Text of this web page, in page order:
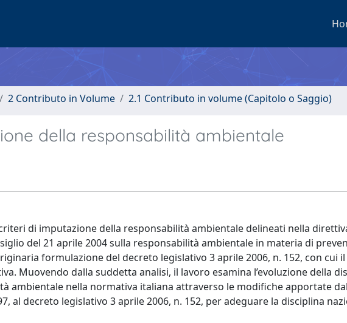
2 Contributo in Volume 2.1 Contributo in volume (Capitolo o Saggio)
della responsabilità ambientale
di imputazione della responsabilità ambientale delineati nella
del 21 aprile 2004 sulla responsabilità ambientale in materia di
formulazione del decreto legislativo 3 aprile 2006, n. 152, con cui
Muovendo dalla suddetta analisi, il lavoro esamina l’evoluzione della
ambientale nella normativa italiana attraverso le modifiche apportate
al decreto legislativo 3 aprile 2006, n. 152, per adeguare la disciplina